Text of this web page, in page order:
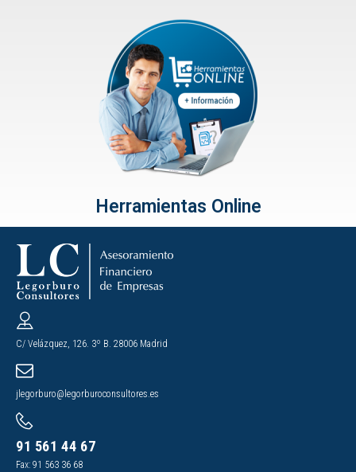
Herramientas Online
C/ Velázquez, 126. 3º B. 28006 Madrid
jlegorburo@legorburoconsultores.es
91 561 44 67
Fax: 91 563 36 68